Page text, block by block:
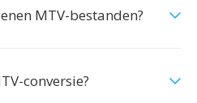
MTV-bestanden?
conversie?